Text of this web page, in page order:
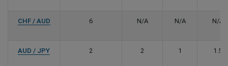
CHF / AUD 6 N/A N/A N/A
AUD / JPY 2 2 1 1.5